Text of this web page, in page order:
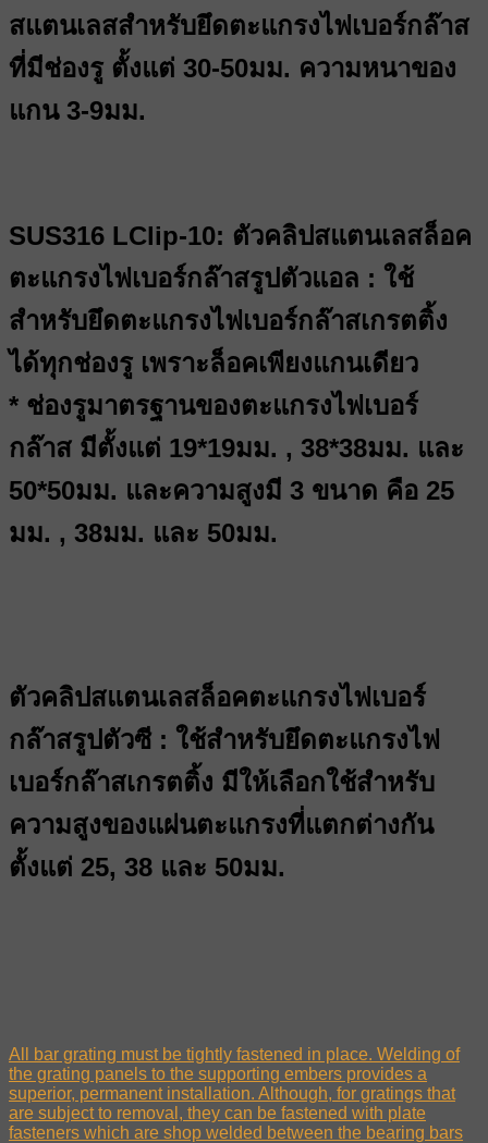
สแตนเลสสำหรับยึดตะแกรงไฟเบอร์กล๊าส
ที่มีช่องรู ตั้งแต่ 30-50มม. ความหนาของ
แกน 3-9มม.
SUS316 LClip-10: ตัวคลิปสแตนเลสล็อค
ตะแกรงไฟเบอร์กล๊าสรูปตัวแอล : ใช้
สำหรับยึดตะแกรงไฟเบอร์กล๊าสเกรตติ้ง
ได้ทุกช่องรู เพราะล็อคเพียงแกนเดียว
* ช่องรูมาตรฐานของตะแกรงไฟเบอร์
กล๊าส มีตั้งแต่ 19*19มม. , 38*38มม. และ
50*50มม. และความสูงมี 3 ขนาด คือ 25
มม. , 38มม. และ 50มม.
ตัวคลิปสแตนเลสล็อคตะแกรงไฟเบอร์
กล๊าสรูปตัวซี : ใช้สำหรับยึดตะแกรงไฟ
เบอร์กล๊าสเกรตติ้ง มีให้เลือกใช้สำหรับ
ความสูงของแผ่นตะแกรงที่แตกต่างกัน
ตั้งแต่ 25, 38 และ 50มม.
All bar grating must be tightly fastened in place. Welding of
the grating panels to the supporting embers provides a
superior, permanent installation. Although, for gratings that
are subject to removal, they can be fastened with plate
fasteners which are shop welded between the bearing bars